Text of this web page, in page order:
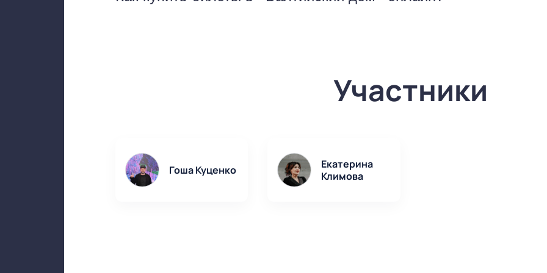
всех остальных случаях распечатывать билеты в театр «Балтийский
спектакли театра «Балтийский дом» мы отправим на вашу электронную
Участники
Гоша Куценко
Екатерина
Климова